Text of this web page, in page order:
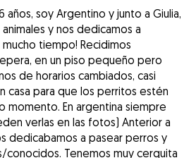
años, soy Argentino y junto a Giulia,
y nos dedicamos a
tiempo! Recidimos
en un piso pequeño pero
de horarios cambiados, casi
casa para que los perritos estén
momento. En argentina siempre
verlas en las fotos) Anterior a
dedicabamos a pasear perros y
conocidos. Tenemos muy cerquita